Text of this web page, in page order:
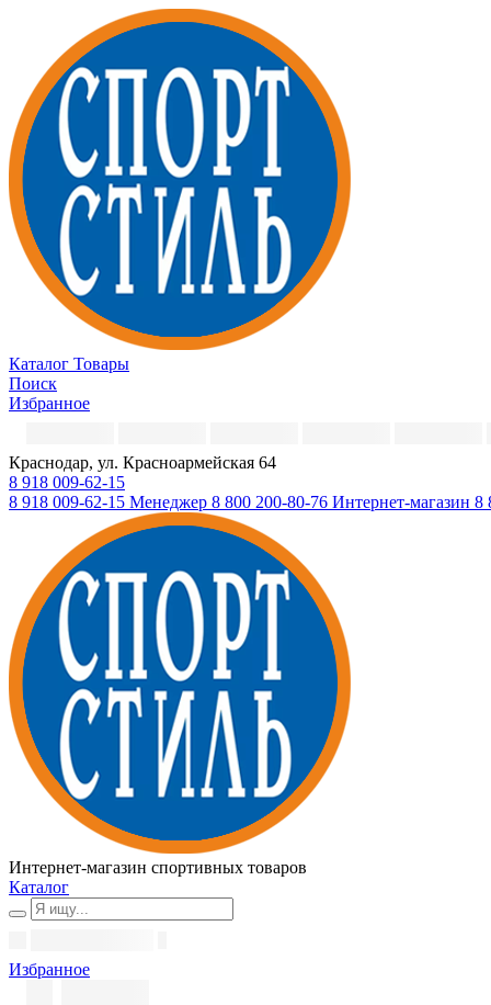
Каталог Товары
Поиск
Избранное
Краснодар, ул. Красноармейская 64
8 918 009-62-15
8 918 009-62-15 Менеджер 8 800 200-80-76 Интернет-магазин 8
Интернет-магазин спортивных товаров
Каталог
Избранное